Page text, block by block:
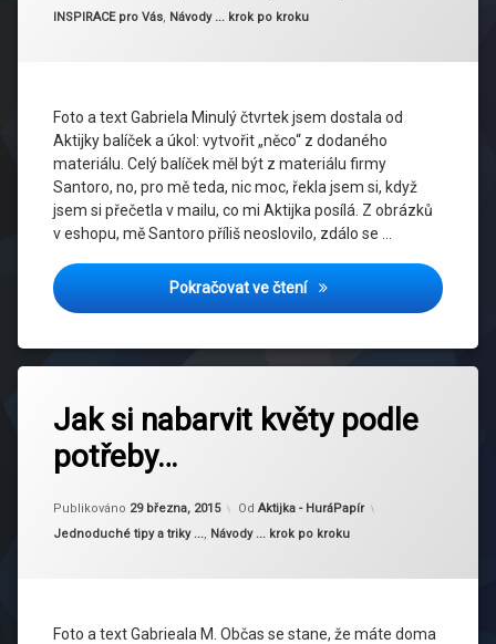
Kategorie:
INSPIRACE pro Vás, Návody ... krok po kroku
Foto a text Gabriela Minulý čtvrtek jsem dostala od
Aktijky balíček a úkol: vytvořit „něco“ z dodaného
materiálu. Celý balíček měl být z materiálu firmy
Santoro, no, pro mě teda, nic moc, řekla jsem si, když
jsem si přečetla v mailu, co mi Aktijka posílá. Z obrázků
v eshopu, mě Santoro příliš neoslovilo, zdálo se …
Pokračovat ve čteníSANTORO… 5x jinak
Jak si nabarvit květy podle
potřeby…
Publikováno 29 března, 2015
Aktualizováno 30 března, 2015
Od Aktijka - HuráPapír
Kategorie:
Jednoduché tipy a triky ..., Návody ... krok po kroku
Foto a text Gabrieala M. Občas se stane, že máte doma